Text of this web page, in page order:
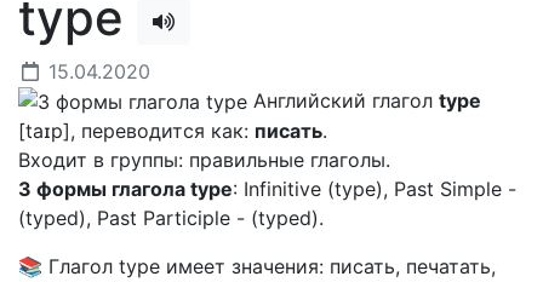
type
15.04.2020
Английский глагол type
[taɪp], переводится как: писать.
Входит в группы: правильные глаголы.
3 формы глагола type: Infinitive (type), Past Simple -
(typed), Past Participle - (typed).
📚 Глагол type имеет значения: писать, печатать,